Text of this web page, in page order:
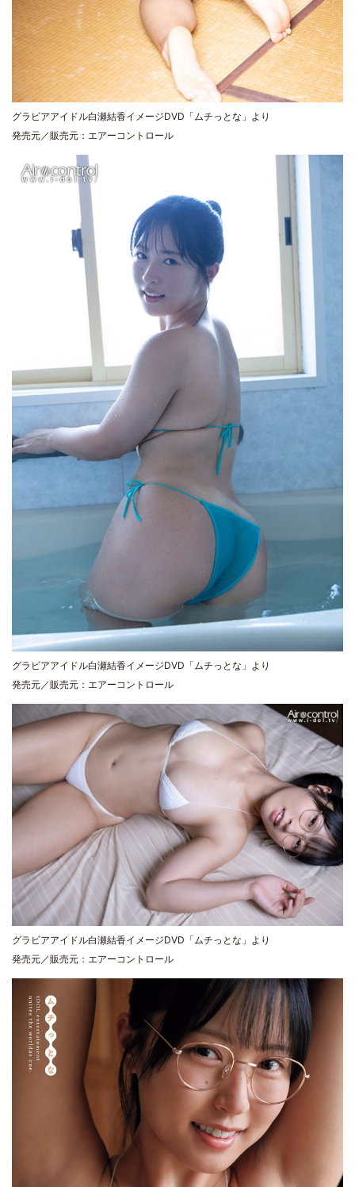
グラビアアイドル白瀬結香イメージDVD「ムチっとな」より
発売元／販売元：エアーコントロール
グラビアアイドル白瀬結香イメージDVD「ムチっとな」より
発売元／販売元：エアーコントロール
グラビアアイドル白瀬結香イメージDVD「ムチっとな」より
発売元／販売元：エアーコントロール